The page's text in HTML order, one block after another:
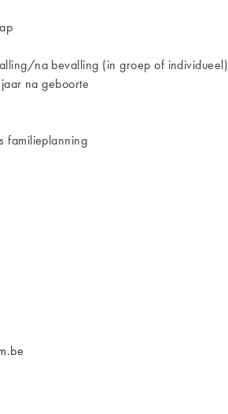
na bevalling (in groep of individueel)
na geboorte
familieplanning